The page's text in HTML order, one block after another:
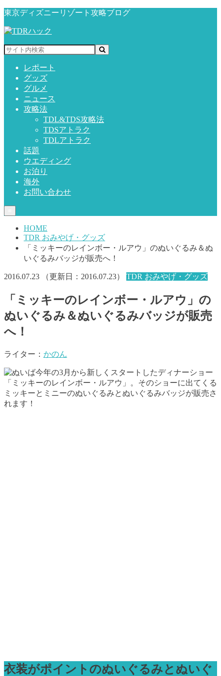
東京ディズニーリゾート攻略ブログ
レポート
グッズ
グルメ
ニュース
攻略法
TDL&TDS攻略法
TDSアトラク
TDLアトラク
話題
ウエディング
お泊り
海外
お問い合わせ
HOME
TDR おみやげ・グッズ
「ミッキーのレインボー・ルアウ」のぬいぐるみ＆ぬ
いぐるみバッジが販売へ！
2016.07.23 （更新日： 2016.07.23） TDR おみやげ・グッズ
「ミッキーのレインボー・ルアウ」の
ぬいぐるみ＆ぬいぐるみバッジが販売
へ！
ライター： かのん
今年の3月から新しくスタートしたディナーショー
「ミッキーのレインボー・ルアウ」。そのショーに出てくる
ミッキーとミニーのぬいぐるみとぬいぐるみバッジが販売さ
れます！
衣装がポイントのぬいぐるみとぬいぐ